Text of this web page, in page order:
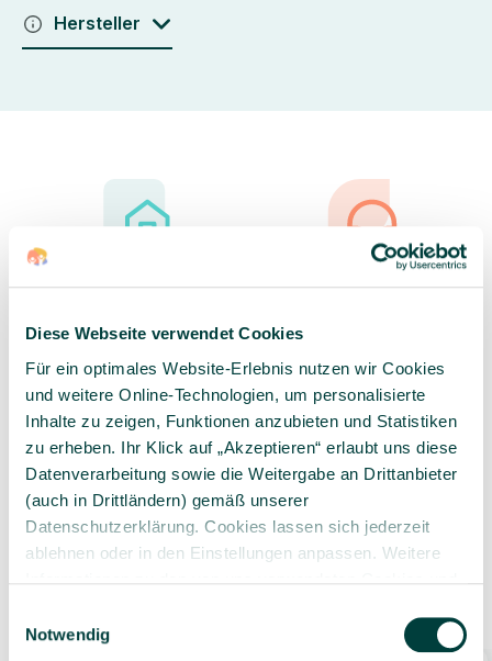
Diese Webseite verwendet Cookies
Für ein optimales Website-Erlebnis nutzen wir Cookies
und weitere Online-Technologien, um personalisierte
Inhalte zu zeigen, Funktionen anzubieten und Statistiken
zu erheben. Ihr Klick auf „Akzeptieren“ erlaubt uns diese
Datenverarbeitung sowie die Weitergabe an Drittanbieter
(auch in Drittländern) gemäß unserer
Datenschutzerklärung. Cookies lassen sich jederzeit
ablehnen oder in den Einstellungen anpassen. Weitere
schutz­erklärung
Notwendig
Hersteller
Sorgfältig ausgewähltes
Produktsortiment
Kompetente und
individuelle Beratung
Geprüfte Lieferkette
1-3 Werktage Lieferzeit
bei Versand aus dem
eigenen Lager